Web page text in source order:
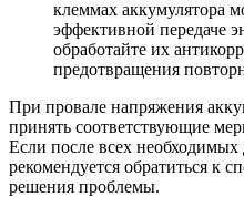
клеммах аккумулятора
эффективной передаче
обработайте их
предотвращения
При провале напряжения
принять соответствующие
Если после всех необходимых
рекомендуется обратиться к
решения проблемы.